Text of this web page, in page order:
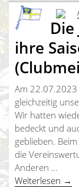
ihre
Am
gleichzeitig
Wir hatten
bedeckt und
geblieben.
die
Anderen …
Weiterlesen →